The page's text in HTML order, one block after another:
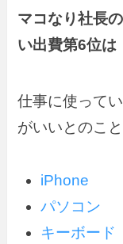
マコなり社長
い出費第6位は
仕事に使って
がいいとのこと
iPhone
パソコン
キーボード